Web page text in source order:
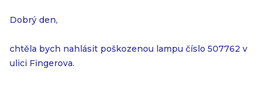
Dobrý den,
chtěla bych nahlásit poškozenou lampu číslo 507762 v
ulici Fingerova.